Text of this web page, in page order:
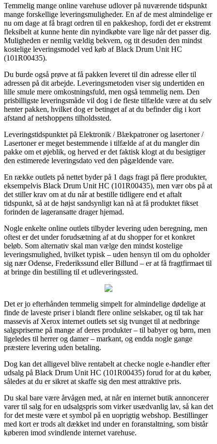
Temmelig mange online varehuse udlover på nuværende tidspunkt
mange forskellige leveringsmuligheder. En af de mest almindelige er
nu om dage at få bragt ordren til en pakkeshop, fordi det er ekstremt
fleksibelt at kunne hente din nyindkøbte vare lige når det passer dig.
Muligheden er nemlig vældig bekvem, og tit desuden den mindst
kostelige leveringsmodel ved køb af Black Drum Unit HC
(101R00435).
Du burde også prøve at få pakken leveret til din adresse eller til
adressen på dit arbejde. Leveringsmetoden viser sig undertiden en
lille smule mere omkostningsfuld, men også temmelig nem. Den
prisbilligste leveringsmåde vil dog i de fleste tilfælde være at du selv
henter pakken, hvilket dog er betinget af at du befinder dig i kort
afstand af netshoppens tilholdssted.
Leveringstidspunktet på Elektronik / Blækpatroner og lasertoner /
Lasertoner er meget bestemmende i tilfælde af at du mangler din
pakke om et øjeblik, og herved er det faktisk klogt at du besigtiger
den estimerede leveringsdato ved den pågældende vare.
En række outlets på nettet byder på 1 dags fragt på flere produkter,
eksempelvis Black Drum Unit HC (101R00435), men vær obs på at
det stiller krav om at du når at bestille tidligere end et aftalt
tidspunkt, så at de højst sandsynligt kan nå at få produktet fikset
forinden de lageransatte drager hjemad.
Nogle enkelte online outlets tilbyder levering uden beregning, men
oftest er det under forudsætning af at du shopper for et konkret
beløb. Som alternativ skal man vælge den mindst kostelige
leveringsmulighed, hvilket typisk – uden hensyn til om du opholder
sig nær Odense, Frederikssund eller Billund – er at få fragtfirmaet til
at bringe din bestilling til et udleveringssted.
Det er jo efterhånden temmelig simpelt for almindelige dødelige at
finde de laveste priser i blandt flere online selskaber, og til tak har
massevis af Xerox internet outlets set sig tvunget til at nedbringe
salgspriserne på mange af deres produkter – til babyer og børn, men
ligeledes til herrer og damer – markant, og endda nogle gange
præstere levering uden betaling.
Dog kan det alligevel blive rentabelt at checke nogle e-handler efter
udsalg på Black Drum Unit HC (101R00435) forud for at du køber,
således at du er sikret at skaffe sig den mest attraktive pris.
Du skal bare være årvågen med, at når en internet butik annoncerer
varer til salg for en udsalgspris som virker usædvanlig lav, så kan det
for det meste være et symbol på en uoprigtig webshop. Bestillinger
med kort er trods alt dækket ind under en foranstaltning, som bistår
køberen imod svindlende internet varehuse.